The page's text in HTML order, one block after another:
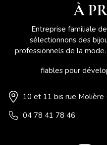
À
Entreprise familiale
sélectionnons des
professionnels de la
fiables pour
10 et 11 bis rue Molière
04 78 41 78 46